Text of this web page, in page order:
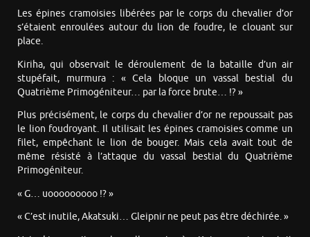
Les épines cramoisies libérées par le corps du chevalier d’or
s’étaient enroulées autour du lion de foudre, le clouant sur
place.
Kiriha, qui observait le déroulement de la bataille d’un air
stupéfait, murmura : « Cela bloque un vassal bestial du
Quatrième Primogéniteur… par la force brute… !? »
Plus précisément, le corps du chevalier d’or ne repoussait pas
le lion foudroyant. Il utilisait les épines cramoisies comme un
filet, empêchant le lion de bouger. Mais cela avait tout de
même résisté à l’attaque du vassal bestial du Quatrième
Primogéniteur.
« G… uooooooooo !? »
« C’est inutile, Akatsuki… Gleipnir ne peut pas être déchirée. »